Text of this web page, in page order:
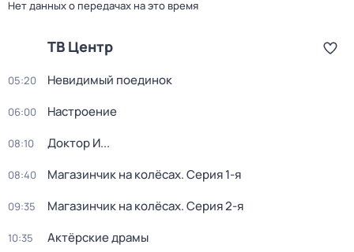
Нет данных о передачах на это время
ТВ Центр
05:20 Невидимый поединок
06:00 Настроение
08:10 Доктор И...
08:40 Магазинчик на колёсах. Серия 1-я
09:35 Магазинчик на колёсах. Серия 2-я
10:35 Актёрские драмы